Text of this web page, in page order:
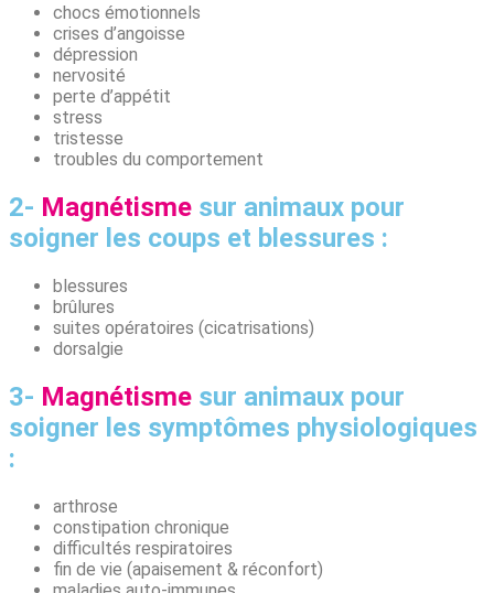
chocs émotionnels
crises d’angoisse
dépression
nervosité
perte d’appétit
stress
tristesse
troubles du comportement
2- Magnétisme sur animaux pour
soigner les coups et blessures :
blessures
brûlures
suites opératoires (cicatrisations)
dorsalgie
3- Magnétisme sur animaux pour
soigner les symptômes physiologiques
:
arthrose
constipation chronique
difficultés respiratoires
fin de vie (apaisement & réconfort)